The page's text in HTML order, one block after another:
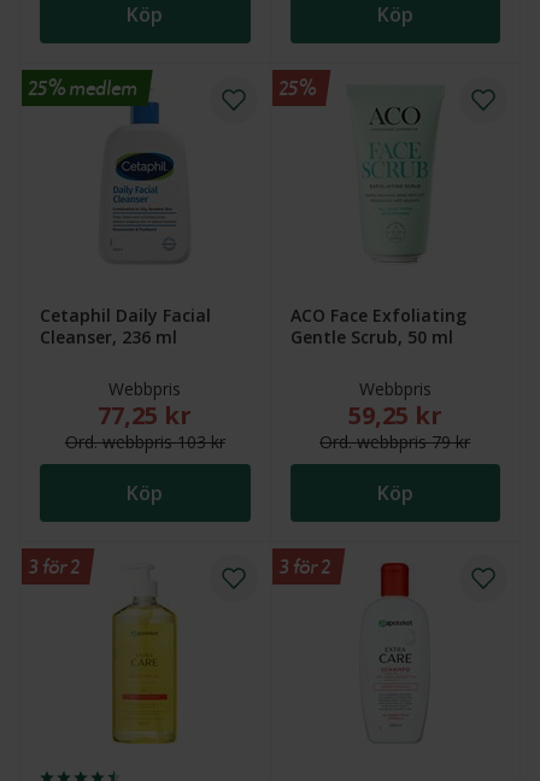
Köp Köp
Cetaphil Daily Facial
Cleanser, 236 ml
Webbpris
Nytt reducerat pris: 77,25 kr. Ordinarie webbpris
77,25 kr
Ord.webbpris103 kr
Köp
25% medlem
ACO Face Exfoliating
Gentle Scrub, 50 ml
Webbpris
Nytt reducerat
59,25 kr
Ord.webbpris79 kr
Köp
25%
3 för 2 3 för 2